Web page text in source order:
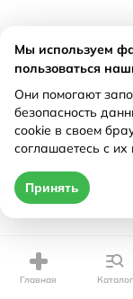
Главная Каталог
Мы используем
пользоваться
Они помогают
безопасность
cookie в своем
соглашаетесь с
Принять